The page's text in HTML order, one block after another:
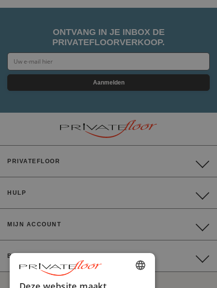
ONTVANG IN JE INBOX DE
PRIVATEFLOORVERKOOP.
Aanmelden
PRIVATEFLOOR
HULP
MIJN ACCOUNT
BETALING